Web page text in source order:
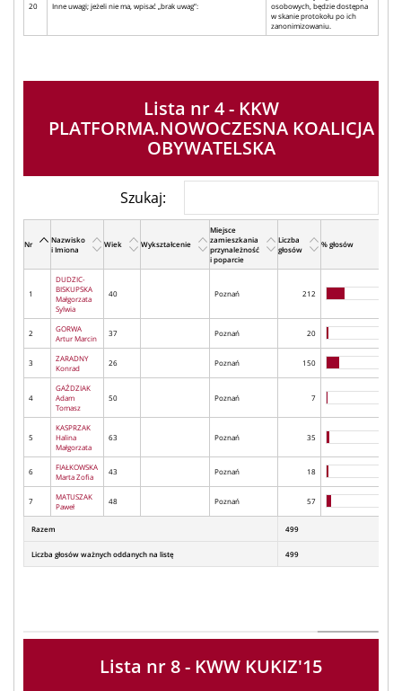
20 Inne uwagi; jeżeli nie ma, wpisać „brak uwag”:
osobowych, będzie dostępna
w skanie protokołu po ich
zanonimizowaniu.
Lista nr 4 - KKW
PLATFORMA.NOWOCZESNA KOALICJA
OBYWATELSKA
Szukaj:
Nr
Nazwisko
i Imiona
Wiek Wykształcenie
Miejsce
zamieszkania
przynależność
i poparcie
Liczba
głosów
% głosów
1
DUDZIC-
BISKUPSKA
Małgorzata
Sylwia
40 Poznań 212
2
GORWA
Artur Marcin
37 Poznań 20
3
ZARADNY
Konrad
26 Poznań 150
4
GAŹDZIAK
Adam
Tomasz
50 Poznań 7
5
KASPRZAK
Halina
Małgorzata
63 Poznań 35
6
FIAŁKOWSKA
Marta Zofia
43 Poznań 18
7
MATUSZAK
Paweł
48 Poznań 57
Razem 499
Liczba głosów ważnych oddanych na listę 499
Lista nr 8 - KWW KUKIZ'15